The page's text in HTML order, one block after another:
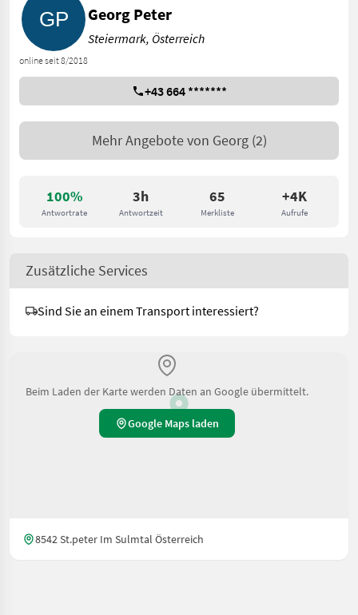
100%
Antwortrate
3h
Antwortzeit
65
Merkliste
+4K
Aufrufe
online seit 8/2018
Georg Peter
Steiermark, Österreich
+43 664 *******
Mehr Angebote von Georg (2)
Zusätzliche Services
Sind Sie an einem Transport interessiert?
Beim Laden der Karte werden Daten an Google übermittelt.
Google Maps laden
8542 St.peter Im Sulmtal Österreich